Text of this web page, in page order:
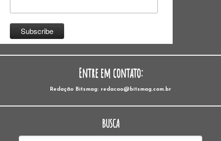
Entre em contato:
Redação Bitsmag: redacao@bitsmag.com.br
BUSCA